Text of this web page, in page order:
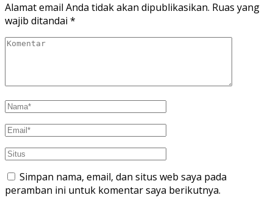
Alamat email Anda tidak akan dipublikasikan. Ruas yang
wajib ditandai *
Simpan nama, email, dan situs web saya pada
peramban ini untuk komentar saya berikutnya.